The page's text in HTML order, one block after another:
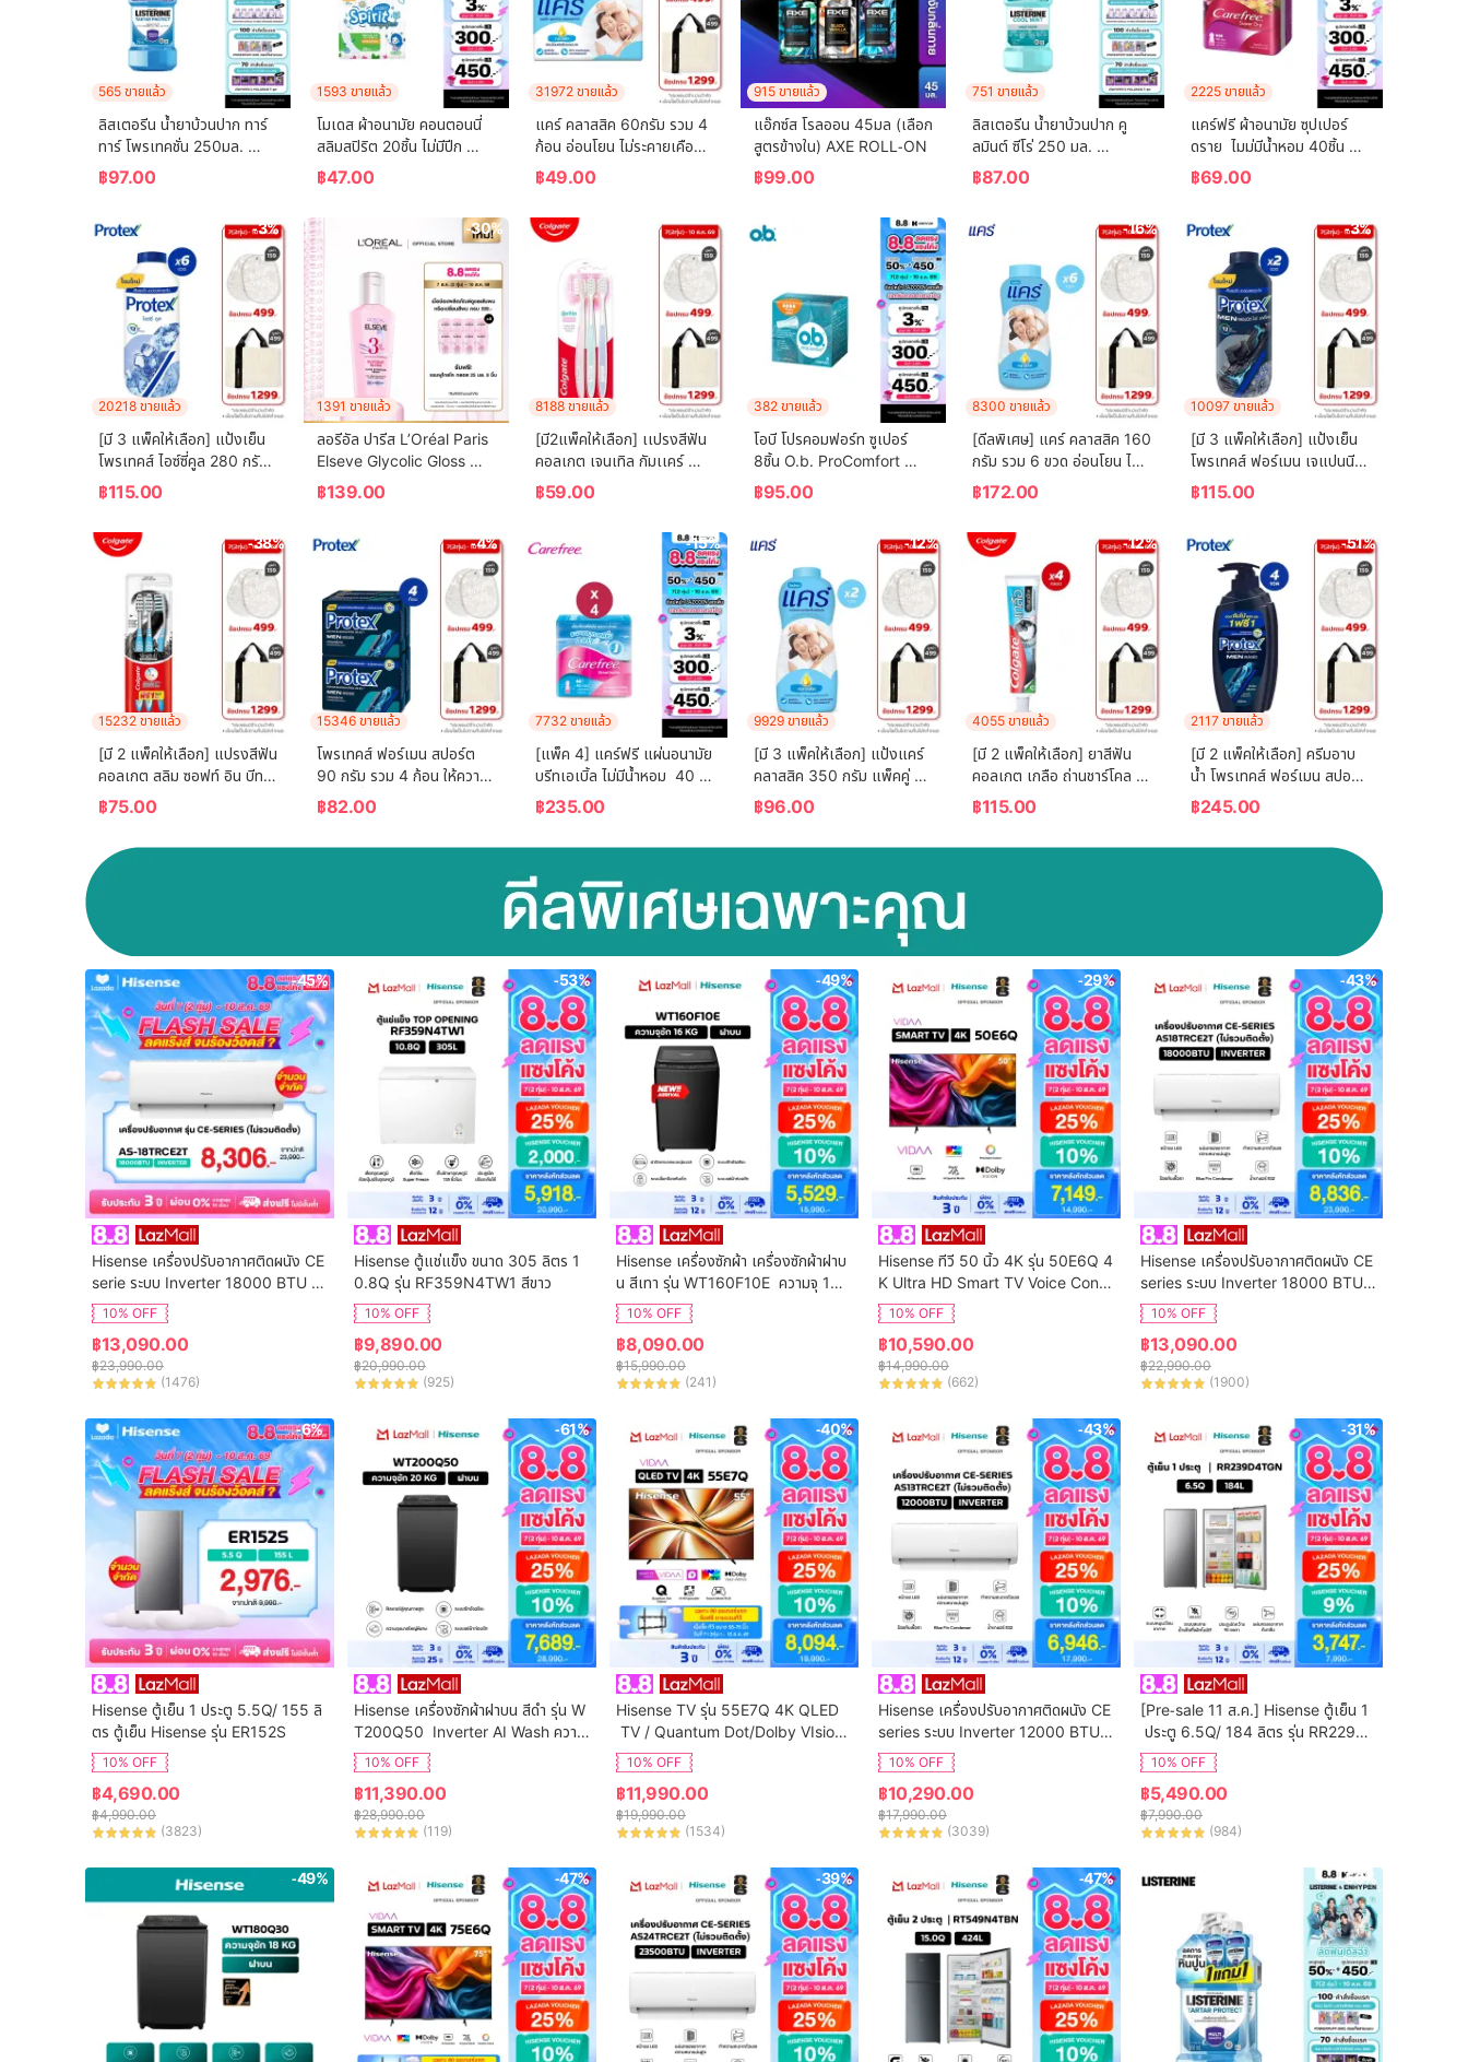
565 ขายแล้ว
ลิสเตอรีน น้ำยาบ้วนปาก ทาร์
ทาร์ โพรเทคชั่น 250มล.
Listerine mouthwash
Tartar Protection 250ml.
฿97.00
1593 ขายแล้ว
โมเดส ผ้าอนามัย คอนตอนนี่
สลิมสปิริต 20ชิ้น ไม่มีปีก
Modess Sanitary Napkin
Cottony Slim Spirit 20
pcs. Non-Wing
฿47.00
31972 ขายแล้ว
แคร์ คลาสสิค 60กรัม รวม 4
ก้อน อ่อนโยน ไม่ระคายเคือง
(สบู่เด็ก) Care Classic Bar
Soap 60g Total 4 Pcs
Gently Cleanses Baby's
Skin (Bar Soap, Baby
Soap, Baby Body Wash)
฿49.00
915 ขายแล้ว
แอ๊กซ์ส โรลออน 45มล (เลือก
สูตรข้างใน) AXE ROLL-ON
฿99.00
751 ขายแล้ว
ลิสเตอรีน น้ำยาบ้วนปาก คู
ลมินต์ ซีโร่ 250 มล.
Listerine mouthwash
Coolmint Zero 250 ml.
฿87.00
2225 ขายแล้ว
แคร์ฟรี ผ้าอนามัย ซุปเปอร์
ดราย  ไมม่มีน้ำหอม 40ชิ้น
Carefree Panty Liner
Super Dry Fragrance-
฿69.00
-3%
20218 ขายแล้ว
[มี 3 แพ็คให้เลือก] แป้งเย็น
โพรเทคส์ ไอซ์ซี่คูล 280 กรัม
Protex Talcum Powder
Icy Cool 280g
฿115.00
-30%
1391 ขายแล้ว
ลอรีอัล ปารีส L’Oréal Paris
Elseve Glycolic Gloss
Serum 80ml เซรั่มบำรุงผม
เพื่อผมกลอส เงางาม ผมสวย
฿139.00
8188 ขายแล้ว
[มี2แพ็คให้เลือก] เเปรงสีฟัน
คอลเกต เจนเทิล กัมเเคร์
(คละสี)  Colgate Gentle
Gum Care (mixed color)
฿59.00
382 ขายแล้ว
โอบี โปรคอมฟอร์ท ซูเปอร์
8ชิ้น O.b. ProComfort
(Blossom) Super 8 ผ้า
อนามัยแบบสอด
฿95.00
-16%
8300 ขายแล้ว
[ดีลพิเศษ] แคร์ คลาสสิค 160
กรัม รวม 6 ขวด อ่อนโยน ไม่
ระคายเคือง (แป้งเด็ก) Care
Classic 160g ฺ Total 6
Pcs (Baby Talcum
Powder)
฿172.00
-3%
10097 ขายแล้ว
[มี 3 แพ็คให้เลือก] แป้งเย็น
โพรเทคส์ ฟอร์เมน เจแปนนีส
ไวท์ ชาร์โคล 280 กรัม
Protex Talcum Powder
Charcoal 280g
฿115.00
-38%
15232 ขายแล้ว
[มี 2 แพ็คให้เลือก] แปรงสีฟัน
คอลเกต สลิม ซอฟท์ อิน บีทวี
น คลีน ชาร์โคล   (คละสี)
Colgate Slim Soft In
Between Clean Charcoal
Toothbrush  (mixed
฿75.00
-4%
15346 ขายแล้ว
โพรเทคส์ ฟอร์เมน สปอร์ต
90 กรัม รวม 4 ก้อน ให้ความ
เย็นสดชื่นยาวนาน (สบู่ก้อน)
Protex For Men Sport
90g Total 4 Pcs Helps
฿82.00
-15%
7732 ขายแล้ว
[แพ็ค 4] แคร์ฟรี แผ่นอนามัย
บรีทเอเบิ้ล ไม่มีน้ำหอม  40
ชิ้น x 4 Carefree Panty
Liner Fragrance-Free
Breathable 40 pcs. x 4
฿235.00
-12%
9929 ขายแล้ว
[มี 3 แพ็คให้เลือก] แป้งแคร์
คลาสสิค 350 กรัม แพ็คคู่
(แป้ง, แป้งเด็ก) Care
Classic Baby Talcum
Twin pack (Powder)
฿96.00
-12%
4055 ขายแล้ว
[มี 2 แพ็คให้เลือก] ยาสีฟัน
คอลเกต เกลือ ถ่านชาร์โคล
150 กรัม Colgate Salt
Charcoal Toothpaste
150g
฿115.00
-51%
2117 ขายแล้ว
[มี 2 แพ็คให้เลือก] ครีมอาบ
น้ำ โพรเทคส์ ฟอร์เมน สปอร์ต
ขวดปั๊ม 600 ม.ล. Protex
For Men Sport Shower
Cream 600  ml. Pump
฿245.00
-45%
Hisense เครื่องปรับอากาศติดผนัง CE
serie ระบบ Inverter 18000 BTU รุ่น
AS-18TRCE2T
10% OFF
฿13,090.00
฿23,990.00
(1476)
-53%
Hisense ตู้แช่แข็ง ขนาด 305 ลิตร 1
0.8Q รุ่น RF359N4TW1 สีขาว
10% OFF
฿9,890.00
฿20,990.00
(925)
-49%
Hisense เครื่องซักผ้า เครื่องซักผ้าฝาบ
น สีเทา รุ่น WT160F10E  ความจุ 16
กก. New ไม่มีบริการติดตั้ง
10% OFF
฿8,090.00
฿15,990.00
(241)
-29%
Hisense ทีวี 50 นิ้ว 4K รุ่น 50E6Q 4
K Ultra HD Smart TV Voice Contr
ol WIFI Build in Netflix & Youtube
VIDAA U7.6  /DVB-T2 / USB2.0 /
HDMI /AV / DTS Virtual X / Dolby
Digital
10% OFF
฿10,590.00
฿14,990.00
(662)
-43%
Hisense เครื่องปรับอากาศติดผนัง CE
series ระบบ Inverter 18000 BTU รุ่
น AS-18TRCE2T (ไม่รวมค่าติดตั้ง)
10% OFF
฿13,090.00
฿22,990.00
(1900)
-6%
Hisense ตู้เย็น 1 ประตู 5.5Q/ 155 ลิ
ตร ตู้เย็น Hisense รุ่น ER152S
10% OFF
฿4,690.00
฿4,990.00
(3823)
-61%
Hisense เครื่องซักผ้าฝาบน สีดำ รุ่น W
T200Q50  Inverter AI Wash ความ
จุ 20 กก. New ไม่มีบริการติดตั้ง
10% OFF
฿11,390.00
฿28,990.00
(119)
-40%
Hisense TV รุ่น 55E7Q 4K QLED
TV / Quantum Dot/Dolby VIsion,
HDR10+ HSG/VIDAA U9 / Dollby
Atmos Hand-Free Voice Control
Netflix Youtube /Game Mode VR
R, ALLM / WIFI 5 /Bluetooth 5.0 /
HDMI
10% OFF
฿11,990.00
฿19,990.00
(1534)
-43%
Hisense เครื่องปรับอากาศติดผนัง CE
series ระบบ Inverter 12000 BTU รุ่
น AS-13TRCE2T (ไม่รวมค่าติดตั้ง)
10% OFF
฿10,290.00
฿17,990.00
(3039)
-31%
[Pre-sale 11 ส.ค.] Hisense ตู้เย็น 1
ประตู 6.5Q/ 184 ลิตร รุ่น RR229D4
AD1
10% OFF
฿5,490.00
฿7,990.00
(984)
-49% -47% -39% -47% -50%